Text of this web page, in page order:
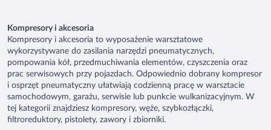
Kompresory i akcesoria
Kompresory i akcesoria to wyposażenie warsztatowe
wykorzystywane do zasilania narzędzi pneumatycznych,
pompowania kół, przedmuchiwania elementów, czyszczenia oraz
prac serwisowych przy pojazdach. Odpowiednio dobrany kompresor
i osprzęt pneumatyczny ułatwiają codzienną pracę w warsztacie
samochodowym, garażu, serwisie lub punkcie wulkanizacyjnym. W
tej kategorii znajdziesz kompresory, węże, szybkozłączki,
filtroreduktory, pistolety, zawory i zbiorniki.